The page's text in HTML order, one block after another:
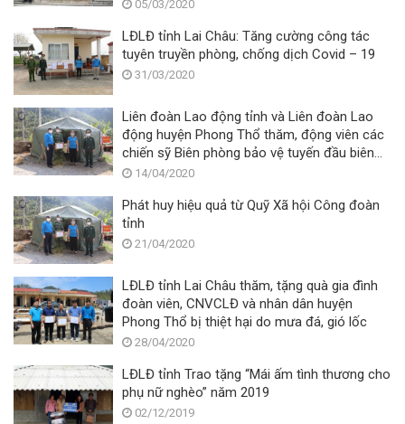
05/03/2020
LĐLĐ tỉnh Lai Châu: Tăng cường công tác
tuyên truyền phòng, chống dịch Covid – 19
31/03/2020
Liên đoàn Lao động tỉnh và Liên đoàn Lao
động huyện Phong Thổ thăm, động viên các
chiến sỹ Biên phòng bảo vệ tuyến đầu biên
giới trong phòng, chống dịch Covid- 19
14/04/2020
Phát huy hiệu quả từ Quỹ Xã hội Công đoàn
tỉnh
21/04/2020
LĐLĐ tỉnh Lai Châu thăm, tặng quà gia đình
đoàn viên, CNVCLĐ và nhân dân huyện
Phong Thổ bị thiệt hại do mưa đá, gió lốc
28/04/2020
LĐLĐ tỉnh Trao tặng “Mái ấm tình thương cho
phụ nữ nghèo” năm 2019
02/12/2019